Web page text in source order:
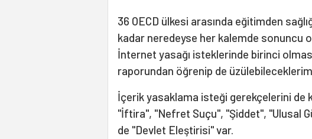
36 OECD ülkesi arasında eğitimden
kadar neredeyse her kalemde sonuncu
İnternet yasağı isteklerinde birinci
raporundan öğrenip de
İçerik yasaklama isteği gerekçelerini de
"İftira", "Nefret Suçu", "Şiddet", "Ulusal
de "Devlet Eleştirisi" var.